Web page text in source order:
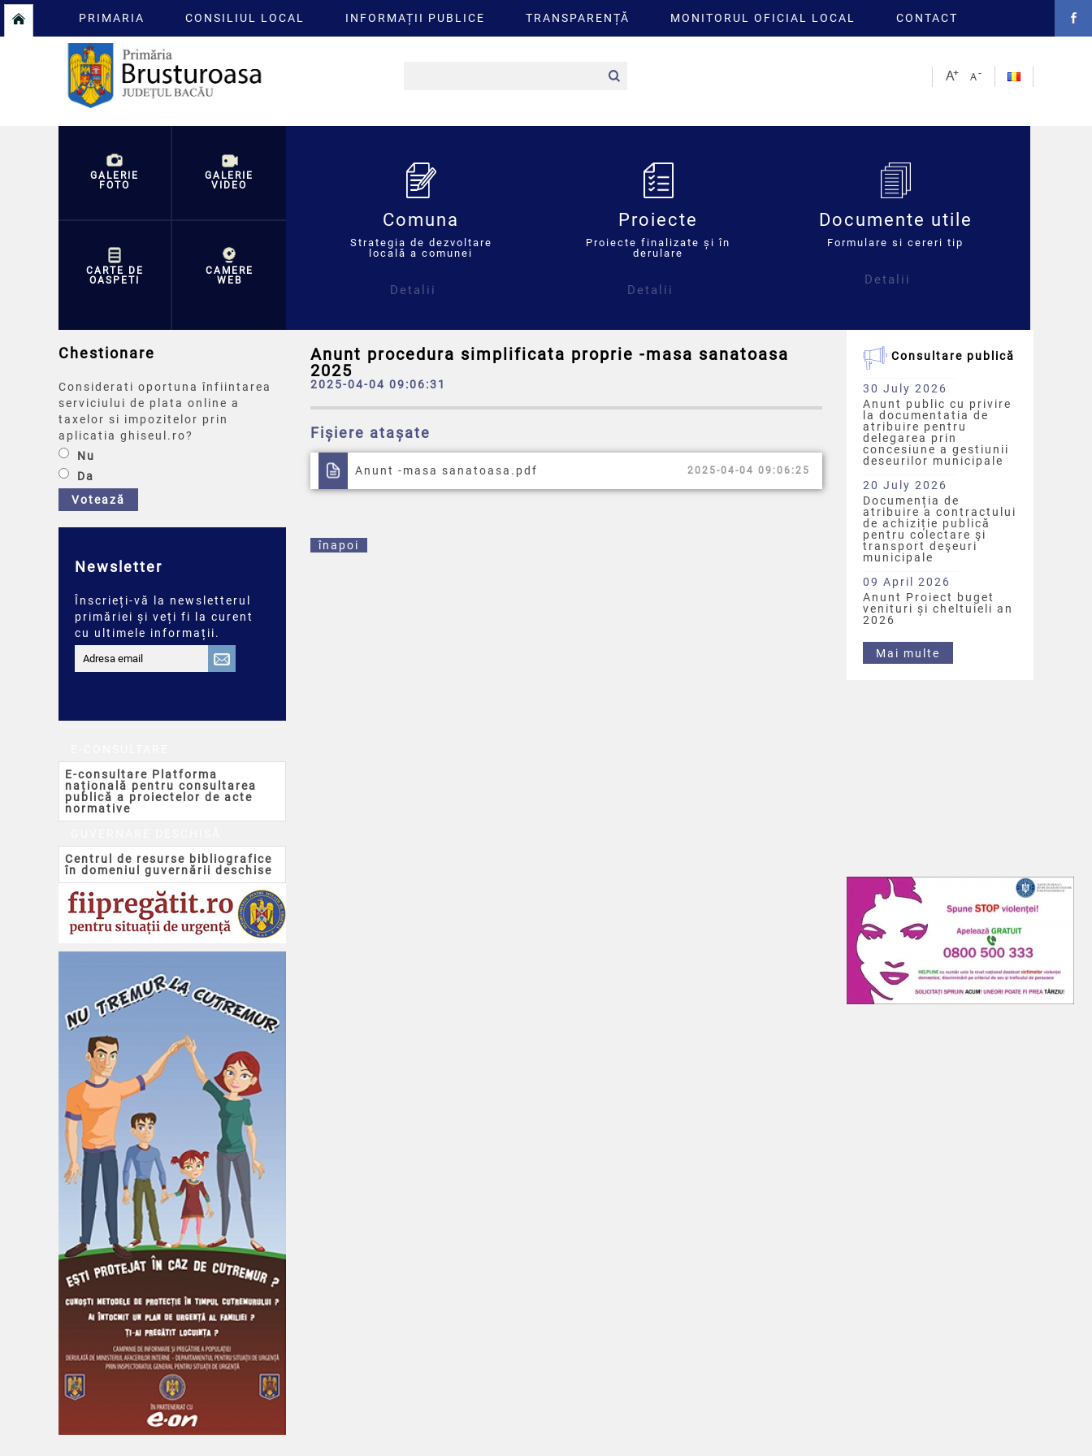
PRIMARIA CONSILIUL LOCAL INFORMAȚII PUBLICE TRANSPARENȚĂ MONITORUL OFICIAL LOCAL CONTACT
GALERIE
FOTO
GALERIE
VIDEO
CARTE DE
OASPETI
CAMERE
WEB
Comuna
Strategia de dezvoltare
locală a comunei
Detalii
Proiecte
Proiecte finalizate și în
derulare
Detalii
Documente utile
Formulare si cereri tip
Detalii
Anunt procedura simplificata proprie -masa sanatoasa
2025
2025-04-04 09:06:31
Fișiere atașate
Anunt -masa sanatoasa.pdf 2025-04-04 09:06:25
înapoi
Consultare publică
30 July 2026
Anunt public cu privire
la documentatia de
atribuire pentru
delegarea prin
concesiune a gestiunii
deseurilor municipale
20 July 2026
Documenția de
atribuire a contractului
de achiziție publică
pentru colectare şi
transport deşeuri
municipale
09 April 2026
Anunt Proiect buget
venituri și cheltuieli an
2026
Mai multe
Chestionare
Considerati oportuna înfiintarea
serviciului de plata online a
taxelor si impozitelor prin
aplicatia ghiseul.ro?
Nu
Da
Votează
Newsletter
Înscrieți-vă la newsletterul
primăriei și veți fi la curent
cu ultimele informații.
E-consultare Platforma
națională pentru consultarea
publică a proiectelor de acte
normative
Centrul de resurse bibliografice
în domeniul guvernării deschise